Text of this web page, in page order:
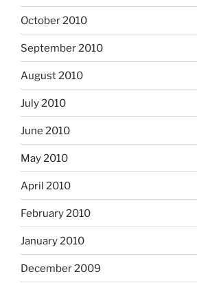
October 2010
September 2010
August 2010
July 2010
June 2010
May 2010
April 2010
February 2010
January 2010
December 2009